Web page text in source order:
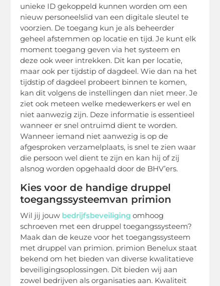
unieke ID gekoppeld kunnen worden om een
nieuw personeelslid van een digitale sleutel te
voorzien. De toegang kun je als beheerder
geheel afstemmen op locatie en tijd. Je kunt elk
moment toegang geven via het systeem en
deze ook weer intrekken. Dit kan per locatie,
maar ook per tijdstip of dagdeel. Wie dan na het
tijdstip of dagdeel probeert binnen te komen,
kan dit volgens de instellingen dan niet meer. Je
ziet ook meteen welke medewerkers er wel en
niet aanwezig zijn. Deze informatie is essentieel
wanneer er snel ontruimd dient te worden.
Wanneer iemand niet aanwezig is op de
afgesproken verzamelplaats, is snel te zien waar
die persoon wel dient te zijn en kan hij of zij
alsnog worden opgehaald door de BHV’ers.
Kies voor de handige druppel
toegangssysteemvan primion
Wil jij jouw bedrijfsbeveiligingomhoog
schroeven met een druppel toegangssysteem?
Maak dan de keuze voor het toegangssysteem
met druppel van primion. primion Benelux staat
bekend om het bieden van diverse kwalitatieve
beveiligingsoplossingen. Dit bieden wij aan
zowel bedrijven als organisaties aan. Kwaliteit